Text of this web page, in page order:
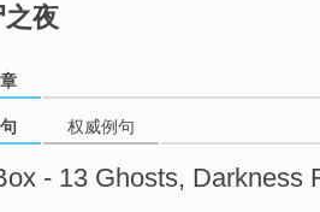
夜
权威例句
- 13 Ghosts, Darkness